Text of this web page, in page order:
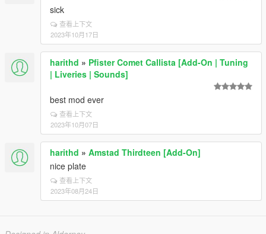
sick
查看上下文
2023年10月17日
harithd » Pfister Comet Callista [Add-On | Tuning
| Liveries | Sounds]
best mod ever
查看上下文
2023年10月07日
harithd » Amstad Thirdteen [Add-On]
nice plate
查看上下文
2023年08月24日